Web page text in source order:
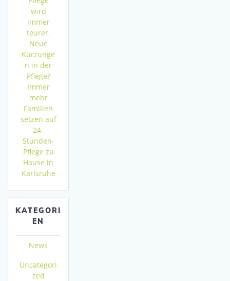
wird
immer
teurer.
Neue
Kürzunge
n in der
Pflege?
Immer
mehr
Familien
setzen auf
24-
Stunden-
Pflege zu
Hause in
Karlsruhe
KATEGORI
EN
News
Uncategori
zed